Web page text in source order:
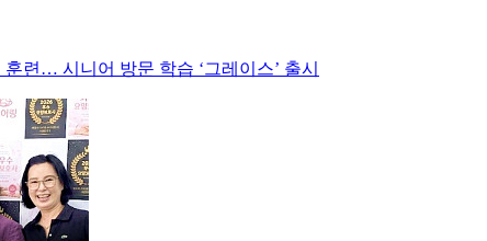
련… 시니어 방문 학습 ‘그레이스’ 출시